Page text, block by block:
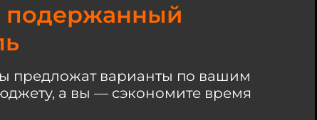
подержанный
предложат варианты по вашим
а вы — сэкономите время